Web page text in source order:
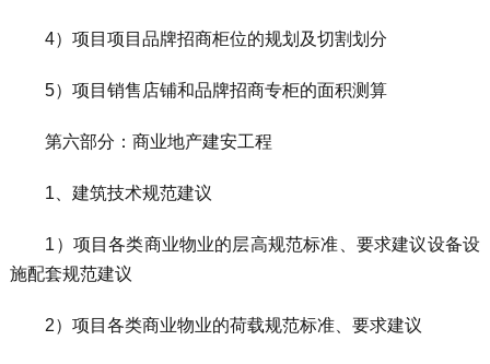
4）项目项目品牌招商柜位的规划及切割划分
5）项目销售店铺和品牌招商专柜的面积测算
第六部分：商业地产建安工程
1、建筑技术规范建议
1）项目各类商业物业的层高规范标准、要求建议设备设
施配套规范建议
2）项目各类商业物业的荷载规范标准、要求建议